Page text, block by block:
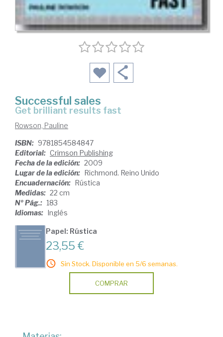
Successful sales
get brilliant results fast
Rowson, Pauline
ISBN: 9781854584847
Editorial: Crimson Publishing
Fecha de la edición: 2009
Lugar de la edición: Richmond. Reino Unido
Encuadernación: Rústica
Medidas: 22 cm
Nº Pág.: 183
Idiomas: Inglés
Papel: Rústica
23,55 €
Sin Stock. Disponible en 5/6 semanas.
COMPRAR